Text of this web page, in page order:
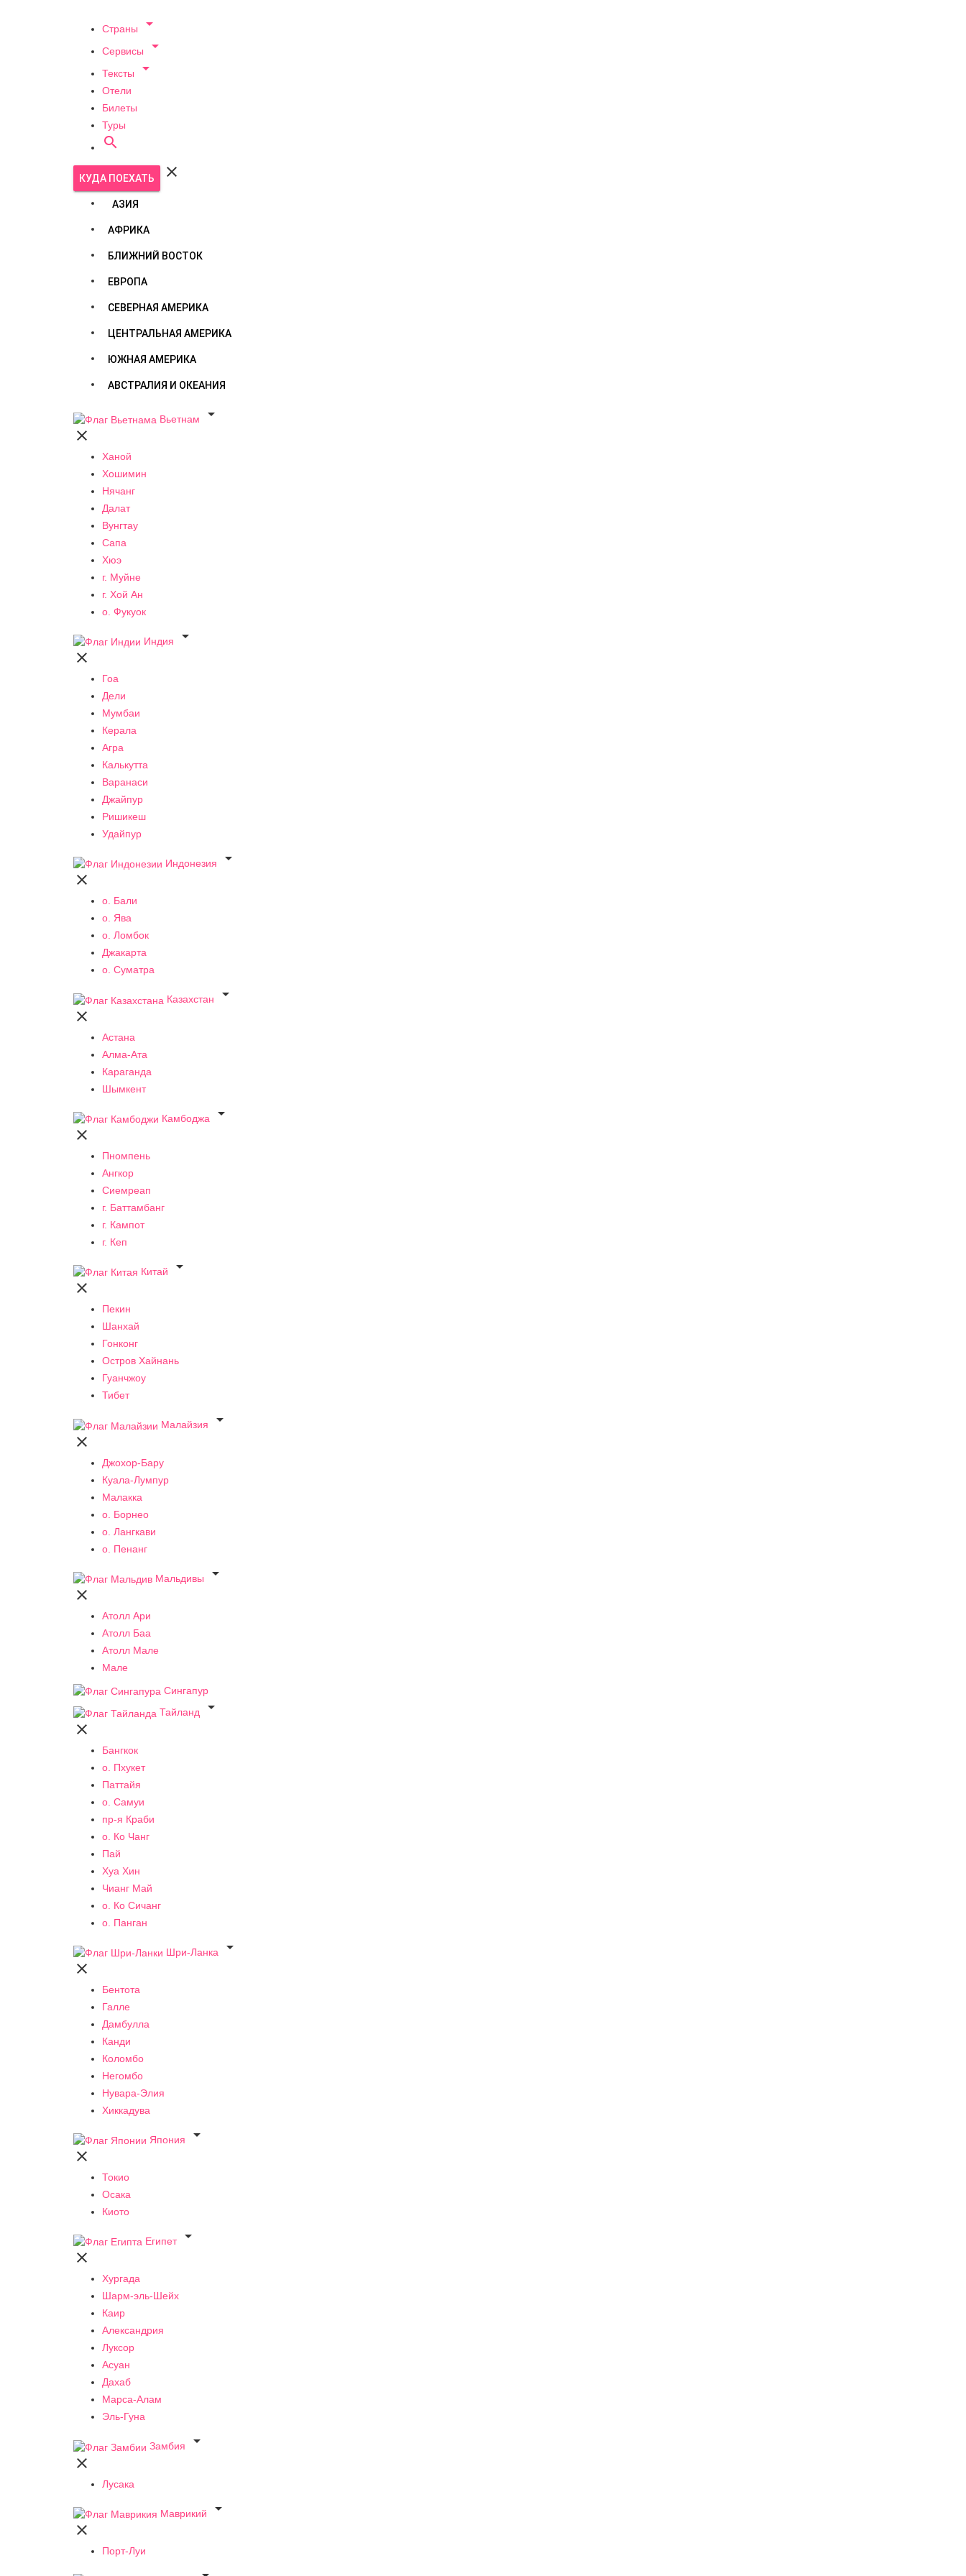
Страны 
Сервисы 
Тексты 
Отели
Билеты
Туры

КУДА ПОЕХАТЬ 
АЗИЯ
АФРИКА
БЛИЖНИЙ ВОСТОК
ЕВРОПА
СЕВЕРНАЯ АМЕРИКА
ЦЕНТРАЛЬНАЯ АМЕРИКА
ЮЖНАЯ АМЕРИКА
АВСТРАЛИЯ И ОКЕАНИЯ
Вьетнам


Ханой
Хошимин
Нячанг
Далат
Вунгтау
Сапа
Хюэ
г. Муйне
г. Хой Ан
о. Фукуок
Индия


Гоа
Дели
Мумбаи
Керала
Агра
Калькутта
Варанаси
Джайпур
Ришикеш
Удайпур
Индонезия


о. Бали
о. Ява
о. Ломбок
Джакарта
о. Суматра
Казахстан


Астана
Алма-Ата
Караганда
Шымкент
Камбоджа


Пномпень
Ангкор
Сиемреап
г. Баттамбанг
г. Кампот
г. Кеп
Китай


Пекин
Шанхай
Гонконг
Остров Хайнань
Гуанчжоу
Тибет
Малайзия


Джохор-Бару
Куала-Лумпур
Малакка
о. Борнео
о. Лангкави
о. Пенанг
Мальдивы


Атолл Ари
Атолл Баа
Атолл Мале
Мале
Сингапур
Тайланд


Бангкок
о. Пхукет
Паттайя
о. Самуи
пр-я Краби
о. Ко Чанг
Пай
Хуа Хин
Чианг Май
о. Ко Сичанг
о. Панган
Шри-Ланка


Бентота
Галле
Дамбулла
Канди
Коломбо
Негомбо
Нувара-Элия
Хиккадува
Япония


Токио
Осака
Киото
Египет


Хургада
Шарм-эль-Шейх
Каир
Александрия
Луксор
Асуан
Дахаб
Марса-Алам
Эль-Гуна
Замбия


Лусака
Маврикий


Порт-Луи